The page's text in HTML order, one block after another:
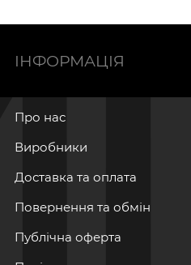
ІНФОРМАЦІЯ
Про нас
Виробники
Доставка та оплата
Повернення та обмін
Публічна оферта